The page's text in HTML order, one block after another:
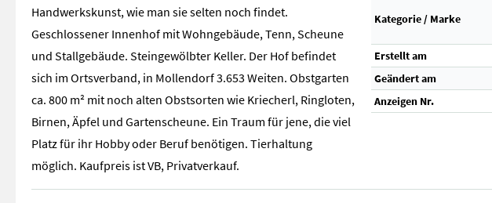
Handwerkskunst, wie man sie selten noch findet.
Geschlossener Innenhof mit Wohngebäude, Tenn, Scheune
und Stallgebäude. Steingewölbter Keller. Der Hof befindet
sich im Ortsverband, in Mollendorf 3.653 Weiten. Obstgarten
ca. 800 m² mit noch alten Obstsorten wie Kriecherl, Ringloten,
Birnen, Äpfel und Gartenscheune. Ein Traum für jene, die viel
Platz für ihr Hobby oder Beruf benötigen. Tierhaltung
möglich. Kaufpreis ist VB, Privatverkauf.
Kategorie / Marke
Erstellt am
Geändert am
Anzeigen Nr.